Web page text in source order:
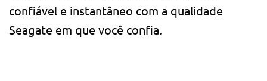
confiável e instantâneo com a qualidade
Seagate em que você confia.